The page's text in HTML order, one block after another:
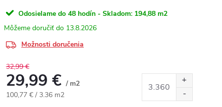
Odosielame do 48 hodín - Skladom: 194,88 m2
13.8.2026
Možnosti doručenia
32,99 €
29,99 € / m2
Jednotková cena:
100,77 € / 3.36 m2